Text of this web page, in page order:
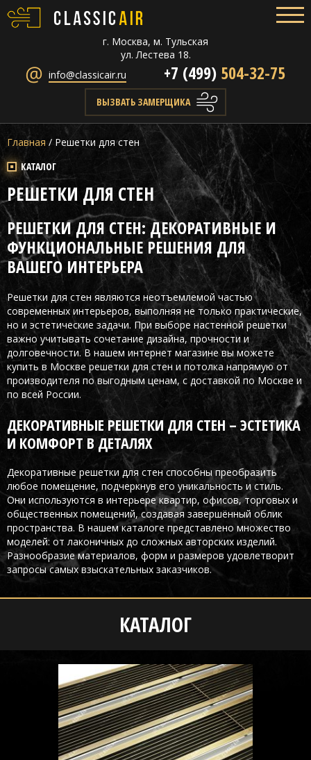
г. Москва, м. Тульская
ул. Лестева 18.
info@classicair.ru
+7 (499) 504-32-75
ВЫЗВАТЬ ЗАМЕРЩИКА
Главная / Решетки для стен
КАТАЛОГ
РЕШЕТКИ ДЛЯ СТЕН
РЕШЕТКИ ДЛЯ СТЕН: ДЕКОРАТИВНЫЕ И
ФУНКЦИОНАЛЬНЫЕ РЕШЕНИЯ ДЛЯ
ВАШЕГО ИНТЕРЬЕРА
Решетки для стен являются неотъемлемой частью
современных интерьеров, выполняя не только практические,
но и эстетические задачи. При выборе настенной решетки
важно учитывать сочетание дизайна, прочности и
долговечности. В нашем интернет магазине вы можете
купить в Москве решетки для стен и потолка напрямую от
производителя по выгодным ценам, с доставкой по Москве и
по всей России.
ДЕКОРАТИВНЫЕ РЕШЕТКИ ДЛЯ СТЕН – ЭСТЕТИКА
И КОМФОРТ В ДЕТАЛЯХ
Декоративные решетки для стен способны преобразить
любое помещение, подчеркнув его уникальность и стиль.
Они используются в интерьере квартир, офисов, торговых и
общественных помещений, создавая завершённый облик
пространства. В нашем каталоге представлено множество
моделей: от лаконичных до сложных авторских изделий.
Разнообразие материалов, форм и размеров удовлетворит
запросы самых взыскательных заказчиков.
КАТАЛОГ